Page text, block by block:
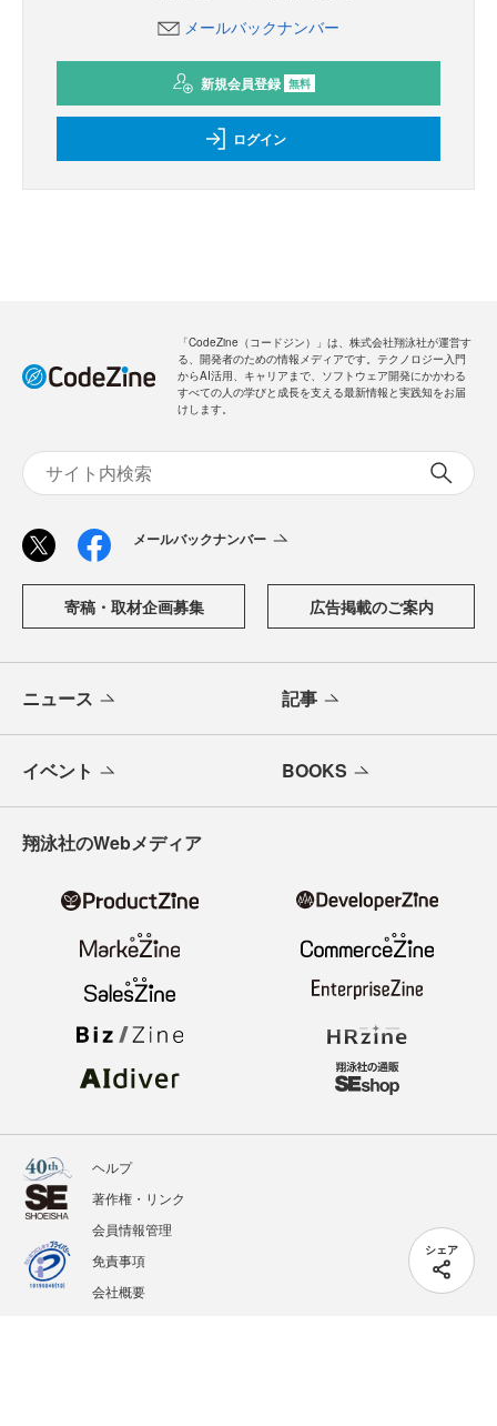
シェア
メールバックナンバー
新規会員登録 無料
ログイン
「CodeZine（コードジン）」は、株式会社翔泳社が運営す
る、開発者のための情報メディアです。テクノロジー入門
からAI活用、キャリアまで、ソフトウェア開発にかかわる
すべての人の学びと成長を支える最新情報と実践知をお届
けします。
メールバックナンバー
寄稿・取材企画募集 広告掲載のご案内
ニュース 記事
イベント BOOKS
翔泳社のWebメディア
ヘルプ
著作権・リンク
会員情報管理
免責事項
会社概要